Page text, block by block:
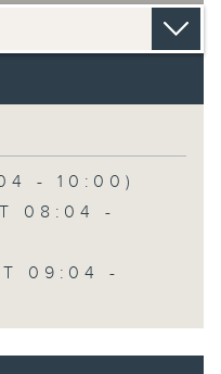
- 10:00)
08:04 -
09:04 -